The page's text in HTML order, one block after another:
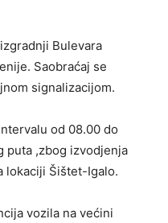
Bulevara
Saobraćaj se
signalizacijom.
od 08.00 do
puta ,zbog izvodjenja
lokaciji Šištet-Igalo.
vozila na većini